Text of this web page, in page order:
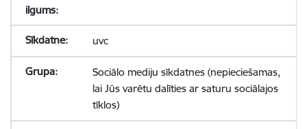
uvc
Sociālo mediju sīkdatnes (nepieciešamas,
lai Jūs varētu dalīties ar saturu sociālajos
tīklos)